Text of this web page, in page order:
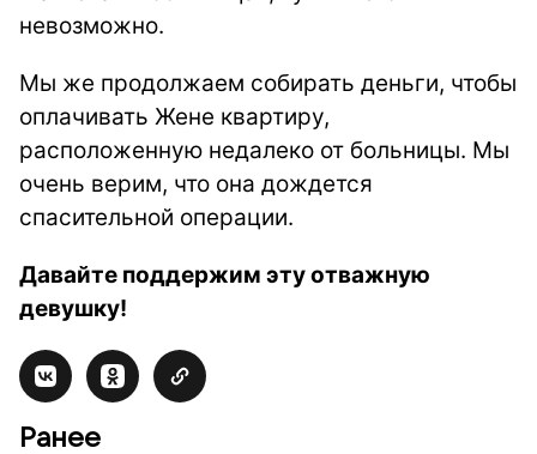
невозможно.
Мы же продолжаем собирать деньги, чтобы
оплачивать Жене квартиру,
расположенную недалеко от больницы. Мы
очень верим, что она дождется
спасительной операции.
Давайте поддержим эту отважную
девушку!
Ранее